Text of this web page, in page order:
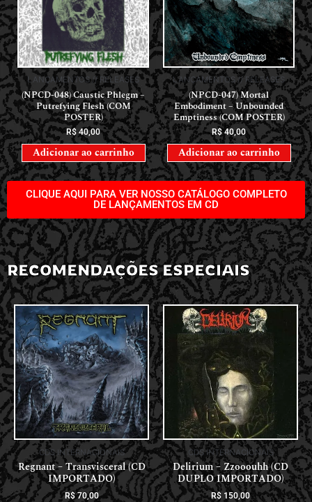
LANÇAMENTOS // RELEASES
(NPCD-048) Caustic Phlegm –
Putrefying Flesh (COM
POSTER)
R$ 40,00
Adicionar ao carrinho
LANÇAMENTOS // RELEASES
(NPCD-047) Mortal
Embodiment – Unbounded
Emptiness (COM POSTER)
R$40,00
Adicionar ao carrinho
CLIQUE AQUI PARA VER NOSSO CATÁLOGO COMPLETO
DE LANÇAMENTOS EM CD
RECOMENDAÇÕES ESPECIAIS
CDS INTERNACIONAIS
Regnant – Transvisceral (CD
IMPORTADO)
R$70,00
CDS INTERNACIONAIS
Delirium – Zzooouhh (CD
DUPLO IMPORTADO)
R$ 150,00